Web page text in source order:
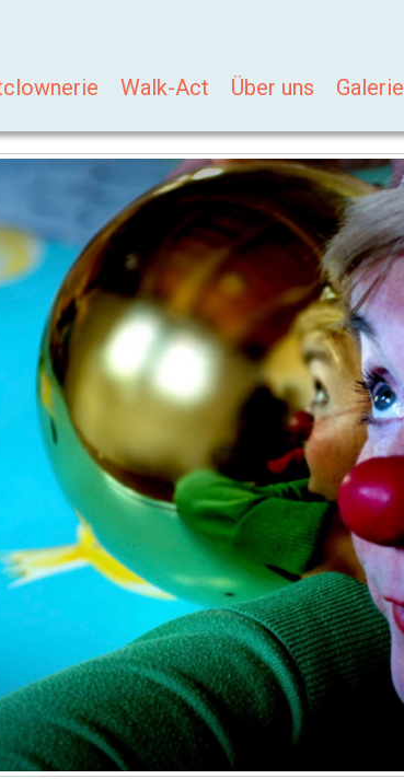
Walk-Act Über uns Galerie